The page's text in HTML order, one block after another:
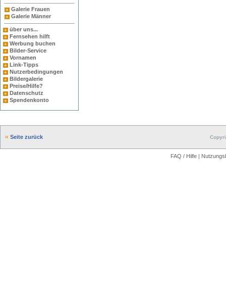
Galerie Frauen
Galerie Männer
über uns...
Fernsehen hilft
Werbung buchen
Bilder-Service
Vornamen
Link-Tipps
Nutzerbedingungen
Bildergalerie
Preise/Hilfe?
Datenschutz
Spendenkonto
Seite zurück
FAQ / Hilfe|